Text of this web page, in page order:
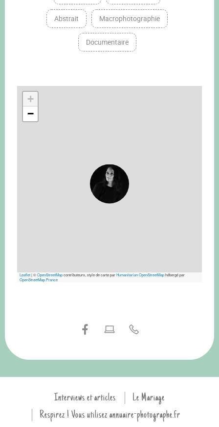
Abstrait Macrophotographie
Documentaire
+
−
Leaflet|©OpenStreetMapcontributeurs, style de carte parHumanitarian OpenStreetMaphébergé par
OpenStreetMap France
Interviews et articles
Le Mariage
Respirez ! Vous utilisez annuaire-photographe.fr